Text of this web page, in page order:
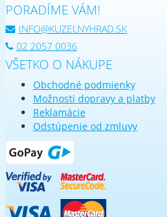
PORADÍME VÁM!
INFO@KUZELNYHRAD.SK
02 2057 0036
VŠETKO O NÁKUPE
Obchodné podmienky
Možnosti dopravy a platby
Reklamácie
Odstúpenie od zmluvy